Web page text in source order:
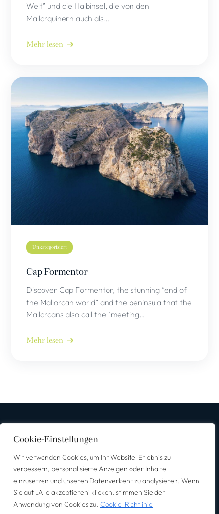
Cookie-Einstellungen
Wir verwenden Cookies, um Ihr Website-Erlebnis zu
verbessern, personalisierte Anzeigen oder Inhalte
einzusetzen und unseren Datenverkehr zu analysieren. Wenn
Sie auf „Alle akzeptieren" klicken, stimmen Sie der
Anwendung von Cookies zu. Cookie-Richtlinie
Welt” und die Halbinsel, die von den
Mallorquinern auch als…
Mehr lesen
Unkategorisiert
Cap Formentor
Discover Cap Formentor, the stunning “end of
the Mallorcan world” and the peninsula that the
Mallorcans also call the “meeting…
Mehr lesen
Kontakt
Impressum
Datenschutz
©2025 – Alle Rechte vorbehalten.